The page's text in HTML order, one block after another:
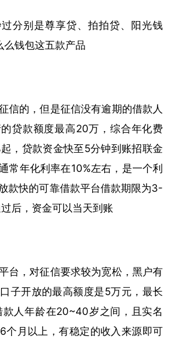
分别是尊享贷、拍拍贷、阳光钱
么钱包这五款产品
信的，但是征信没有逾期的借款人
贷款额度最高20万，综合年化费
，贷款资金快至5分钟到账招联金
常年化利率在10%左右，是一个利
款快的可靠借款平台借款期限为3-
后，资金可以当天到账
台，对征信要求较为宽松，黑户有
子开放的最高额度是5万元，最长
人年龄在20~40岁之间，且实名
个月以上，有稳定的收入来源即可